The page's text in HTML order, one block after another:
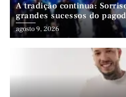
A tradição continua:
grandes sucessos do
20 Anos
agosto 9, 2026